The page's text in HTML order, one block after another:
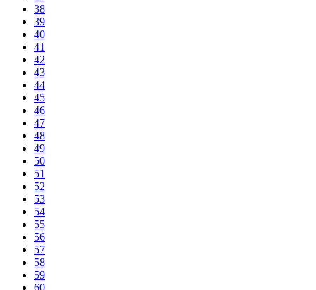
38
39
40
41
42
43
44
45
46
47
48
49
50
51
52
53
54
55
56
57
58
59